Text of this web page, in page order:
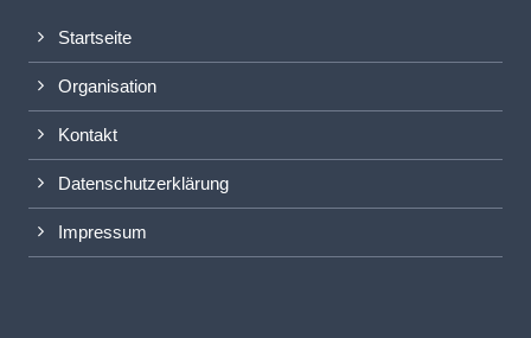
Startseite
Organisation
Kontakt
Datenschutzerklärung
Impressum